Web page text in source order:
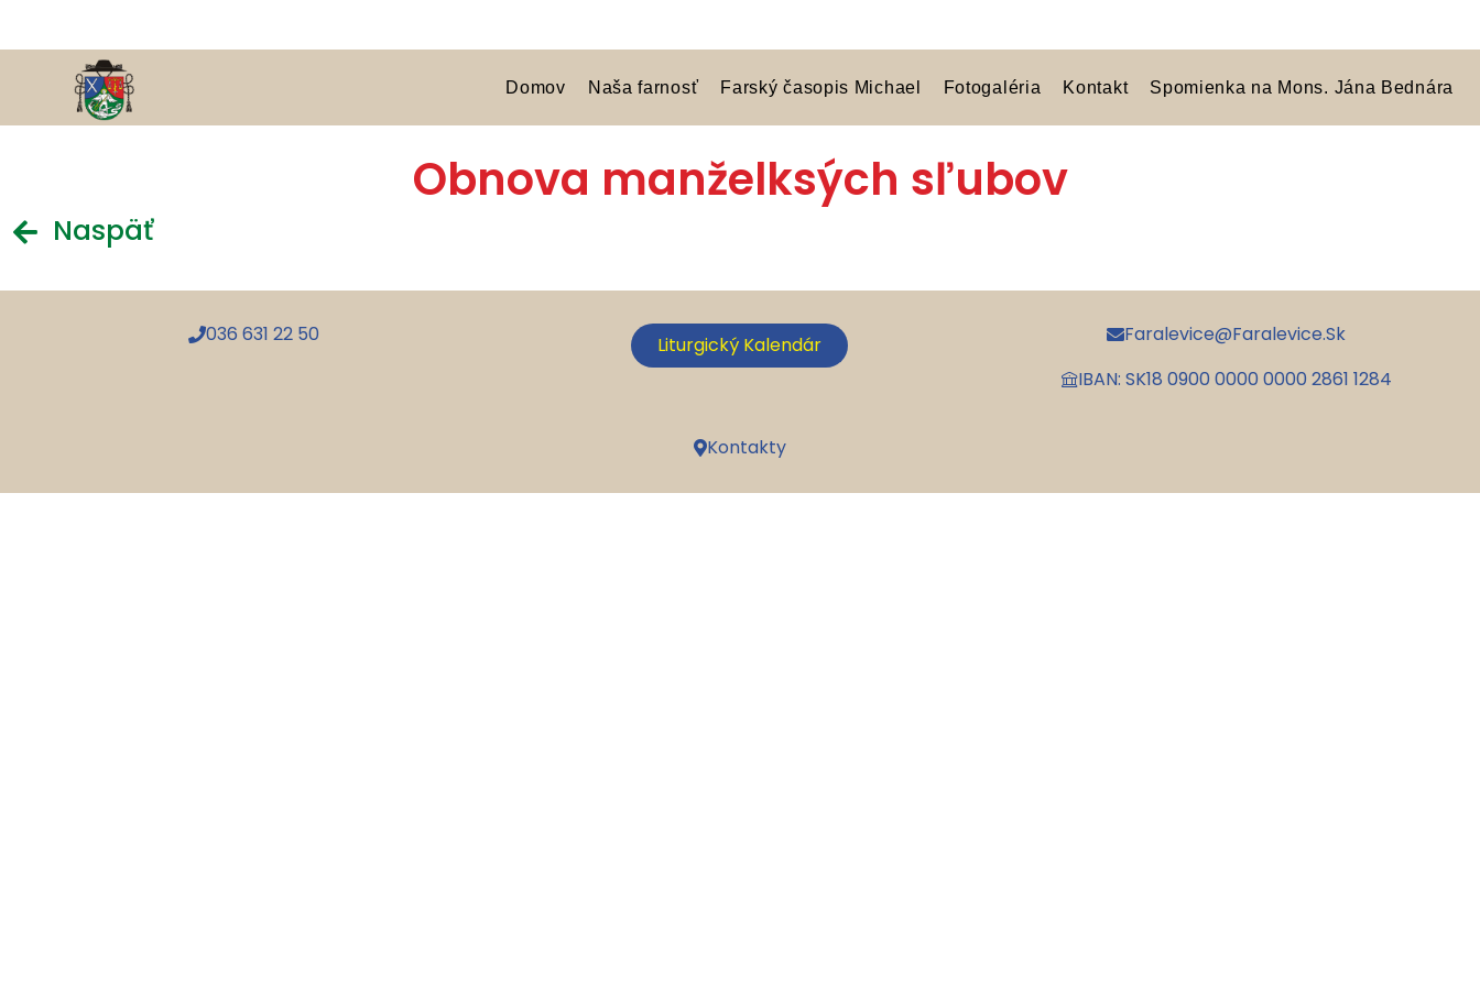
Domov Naša farnosť Farský časopis Michael Fotogaléria Kontakt Spomienka na Mons. Jána Bednára
Obnova manželksých sľubov
Naspäť
036 631 22 50 Liturgický Kalendár
Faralevice@faralevice.sk
IBAN: SK18 0900 0000 0000 2861 1284
Kontakty